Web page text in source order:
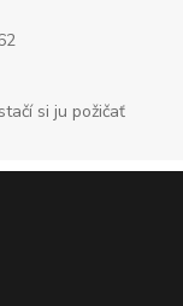
si ju požičať